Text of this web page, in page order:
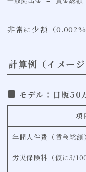
非常に少額（0.002%
計算例（イメージ
モデル：日販50
項
年間人件費（賃金総額）
労災保険料（仮に3/